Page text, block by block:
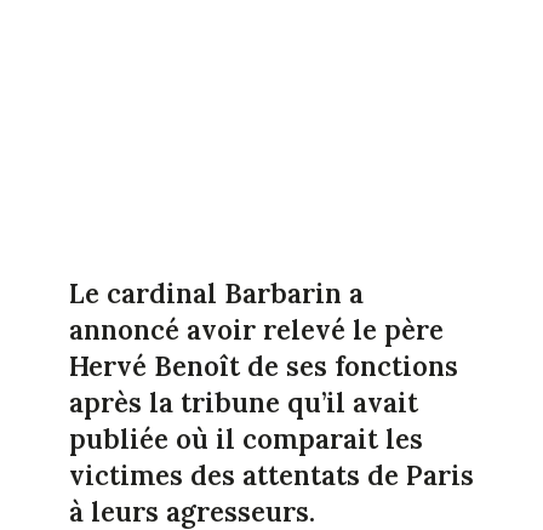
Le cardinal Barbarin a
annoncé avoir relevé le père
Hervé Benoît de ses fonctions
après la tribune qu’il avait
publiée où il comparait les
victimes des attentats de Paris
à leurs agresseurs.